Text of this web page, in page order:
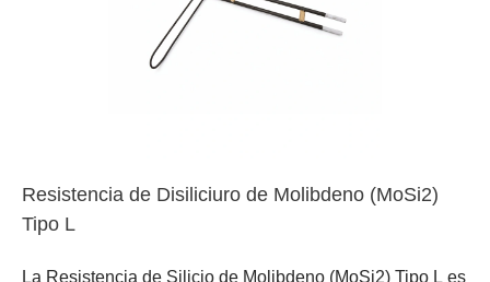
Resistencia de Disiliciuro de Molibdeno (MoSi2)
Tipo L
La Resistencia de Silicio de Molibdeno (MoSi2) Tipo L es